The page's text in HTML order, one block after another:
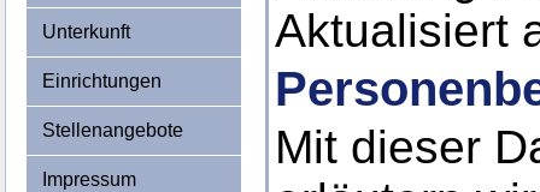
Unterkunft
Einrichtungen
Stellenangebote
Impressum
Aktualisiert
Mit dieser